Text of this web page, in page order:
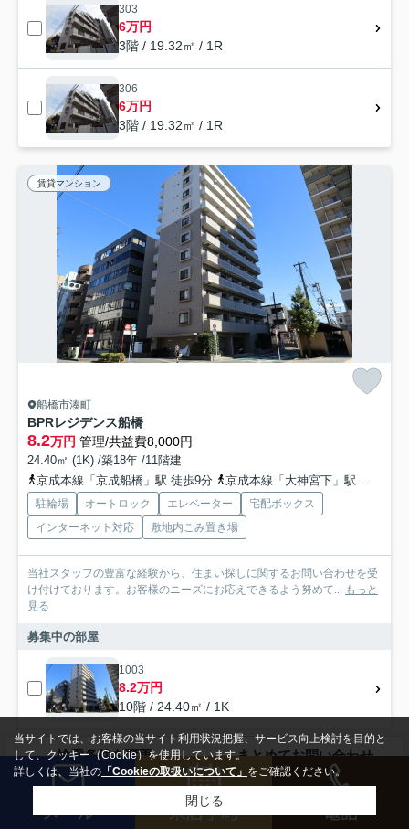
303
6万円
3階 / 19.32㎡ / 1R
306
6万円
3階 / 19.32㎡ / 1R
賃貸マンション
船橋市湊町
BPRレジデンス船橋
8.2万円 管理/共益費8,000円
24.40㎡ (1K) /築18年 /11階建
京成本線「京成船橋」駅 徒歩9分
京成本線「大神宮下」駅 徒歩11分
駐輪場 オートロック エレベーター
宅配ボックス
インターネット対応
敷地内ごみ置き場
当社スタッフの豊富な経験から、住まい探しに関するお問い合わせを受
け付けております。お客様のニーズにお応えできるよう努めて...
もっと
見る
募集中の部屋
1003
8.2万円
10階 / 24.40㎡ / 1K
賃貸マンション
検索条件を変更 まとめてお問い合わせ
当サイトでは、お客様の当サイト利用状況把握、サービス向上検討を目的と
して、クッキー（Cookie）を使用しています。
詳しくは、当社の 「Cookieの取扱いについて」 をご確認ください。
閉じる